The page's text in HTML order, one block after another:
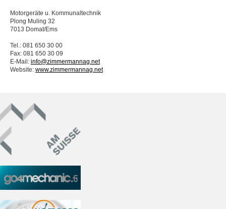
Motorgeräte u. Kommunaltechnik
Plong Muling 32
7013 Domat/Ems
Tel.: 081 650 30 00
Fax: 081 650 30 09
E-Mail: info@zimmermannag.net
Website: www.zimmermannag.net